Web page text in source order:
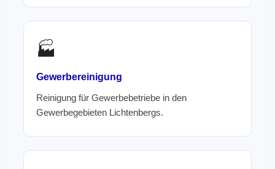
🏭
Gewerbereinigung
Reinigung für Gewerbebetriebe in den
Gewerbegebieten Lichtenbergs.